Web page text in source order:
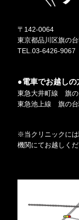
〒142-0064
東京都品川区旗の
TEL.03-6426-9067
●電車でお越しの
東急大井町線 旗
東急池上線 旗の
※当クリニックに
機関にてお越しくだ